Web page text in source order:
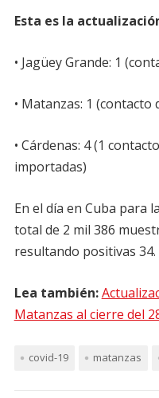
Esta es la
• Jagüey Grande: 1
• Matanzas: 1 (contacto
• Cárdenas: 4 (1
importadas)
En el día en Cuba para
total de 2 mil 386
resultando positivas 34.
Lea también:
Matanzas al cierre del
covid-19 matanzas